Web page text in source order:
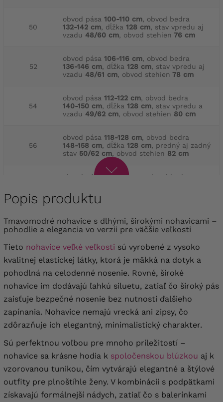
50
obvod pása 100-110 cm, obvod bedra
132-142 cm, dĺžka 128 cm, stav vpredu aj
vzadu 48/60 cm, obvod stehien 76 cm
52
obvod pása 106-116 cm, obvod bedra
136-146 cm, dĺžka 128 cm, stav vpredu aj
vzadu 48/61 cm, obvod stehien 78 cm
54
obvod pása 112-122 cm, obvod bedra
140-150 cm, dĺžka 128 cm, stav vpredu a
vzadu 49/62 cm, obvod stehien 80 cm
56
obvod pása 118-128 cm, obvod bedra
148-158 cm, dĺžka 128 cm, predný aj zadný
stav 50/62 cm, obvod stehien 82 cm
obvod pása 124-134 cm
, obvod bedra
zadnej časti
60
obvod pása 130-140 cm
, obvod bedra
164-174 cm, dĺžka 130 cm, stav vpredu aj
vzadu 50/63 cm , obvod stehien 88 cm
62
obvod pása 134-144 cm, obvod bokov
168-178 cm, dĺžka 130 cm, stav prednej aj
zadnej časti 51/64 cm, obvod stehien
64
obvod pása 138-148 cm
, obvod bedra
172-182 cm, dĺžka 130 cm, stav vpredu a
vzadu
52/65 cm, obvod stehien 92 cm
Popis produktu
Tmavomodré nohavice s dlhými, širokými nohavicami –
pohodlie a elegancia vo verzii pre väčšie veľkosti
Tieto nohavice veľké veľkosti sú vyrobené z vysoko
kvalitnej elastickej látky, ktorá je mäkká na dotyk a
pohodlná na celodenné nosenie. Rovné, široké
nohavice im dodávajú ľahkú siluetu, zatiaľ čo široký pás
zaisťuje bezpečné nosenie bez nutnosti ďalšieho
zapínania. Nohavice nemajú vrecká ani zipsy, čo
zdôrazňuje ich elegantný, minimalistický charakter.
Sú perfektnou voľbou pre mnoho príležitostí –
nohavice sa krásne hodia k spoločenskou blúzkou aj k
vzorovanou tunikou, čím vytvárajú elegantné a štýlové
outfity pre plnoštíhle ženy. V kombinácii s podpätkami
získavajú formálnejší nádych, zatiaľ čo s balerínkami